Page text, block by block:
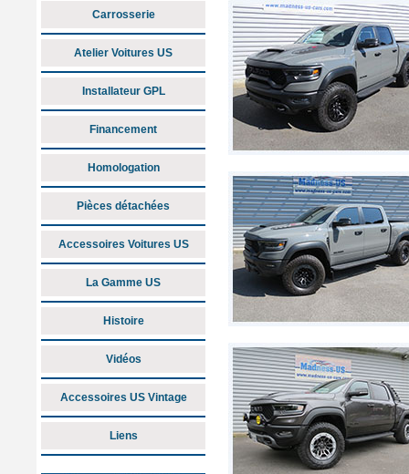
Carrosserie
Atelier Voitures US
Installateur GPL
Financement
Homologation
Pièces détachées
Accessoires Voitures US
La Gamme US
Histoire
Vidéos
Accessoires US Vintage
Liens